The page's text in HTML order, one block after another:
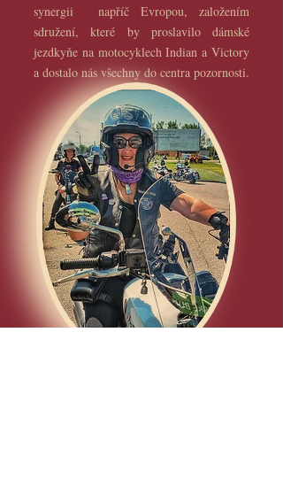
synergii napříč Evropou, založením
sdružení, které by proslavilo dámské
jezdkyňe na motocyklech Indian a Victory
a dostalo nás všechny do centra pozornosti.